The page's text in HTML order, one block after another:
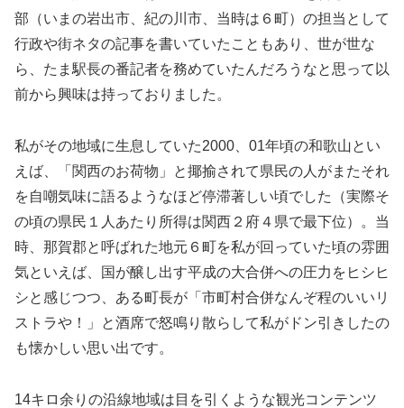
部（いまの岩出市、紀の川市、当時は６町）の担当として
行政や街ネタの記事を書いていたこともあり、世が世な
ら、たま駅長の番記者を務めていたんだろうなと思って以
前から興味は持っておりました。
私がその地域に生息していた2000、01年頃の和歌山とい
えば、「関西のお荷物」と揶揄されて県民の人がまたそれ
を自嘲気味に語るようなほど停滞著しい頃でした（実際そ
の頃の県民１人あたり所得は関西２府４県で最下位）。当
時、那賀郡と呼ばれた地元６町を私が回っていた頃の雰囲
気といえば、国が醸し出す平成の大合併への圧力をヒシヒ
シと感じつつ、ある町長が「市町村合併なんぞ程のいいリ
ストラや！」と酒席で怒鳴り散らして私がドン引きしたの
も懐かしい思い出です。
14キロ余りの沿線地域は目を引くような観光コンテンツ